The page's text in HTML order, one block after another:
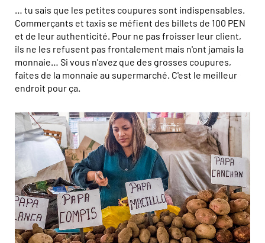
… tu sais que les petites coupures sont indispensables.
Commerçants et taxis se méfient des billets de 100 PEN
et de leur authenticité. Pour ne pas froisser leur client,
ils ne les refusent pas frontalement mais n'ont jamais la
monnaie… Si vous n'avez que des grosses coupures,
faites de la monnaie au supermarché. C'est le meilleur
endroit pour ça.